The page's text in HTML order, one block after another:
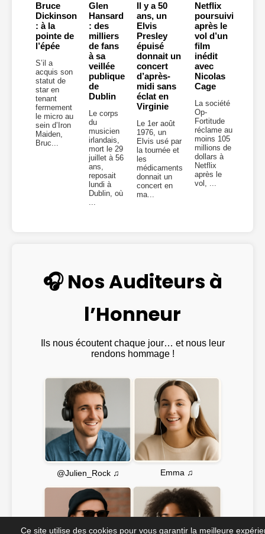
Bruce
Dickinson
: à la
pointe de
l’épée
S’il a
acquis son
statut de
star en
tenant
fermement
le micro au
sein d’Iron
Maiden,
Bruc...
Glen
Hansard
: des
milliers
de fans
à sa
veillée
publique
de
Dublin
Le corps
du
musicien
irlandais,
mort le 29
juillet à 56
ans,
reposait
lundi à
Dublin, où
...
Il y a 50
ans, un
Elvis
Presley
épuisé
donnait un
concert
d’après-
midi sans
éclat en
Virginie
Le 1er août
1976, un
Elvis usé par
la tournée et
les
médicaments
donnait un
concert en
ma...
Netflix
poursuivi
après le
vol d’un
film
inédit
avec
Nicolas
Cage
La société
Op-
Fortitude
réclame au
moins 105
millions de
dollars à
Netflix
après le
vol, ...
🎧 Nos Auditeurs à
l’Honneur
Ils nous écoutent chaque jour… et nous leur
rendons hommage !
@Julien_Rock ♫ Emma ♫
Ce site utilise des cookies pour vous garantir la meilleure